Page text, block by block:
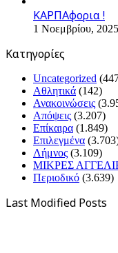
ΚΑΡΠΑφορια !
1 Νοεμβρίου, 2025
Kατηγορίες
Uncategorized
Αθλητικά (142)
Ανακοινώσεις
Απόψεις (3.207)
Επίκαιρα (1.849)
Επιλεγμένα
Λήμνος (3.109)
ΜΙΚΡΕΣ
Περιοδικό (3.639)
Last Modified Posts